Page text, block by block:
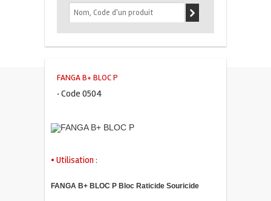
FANGA B+ BLOC P
· Code 0504
• Utilisation :
FANGA B+ BLOC P Bloc Raticide Souricide